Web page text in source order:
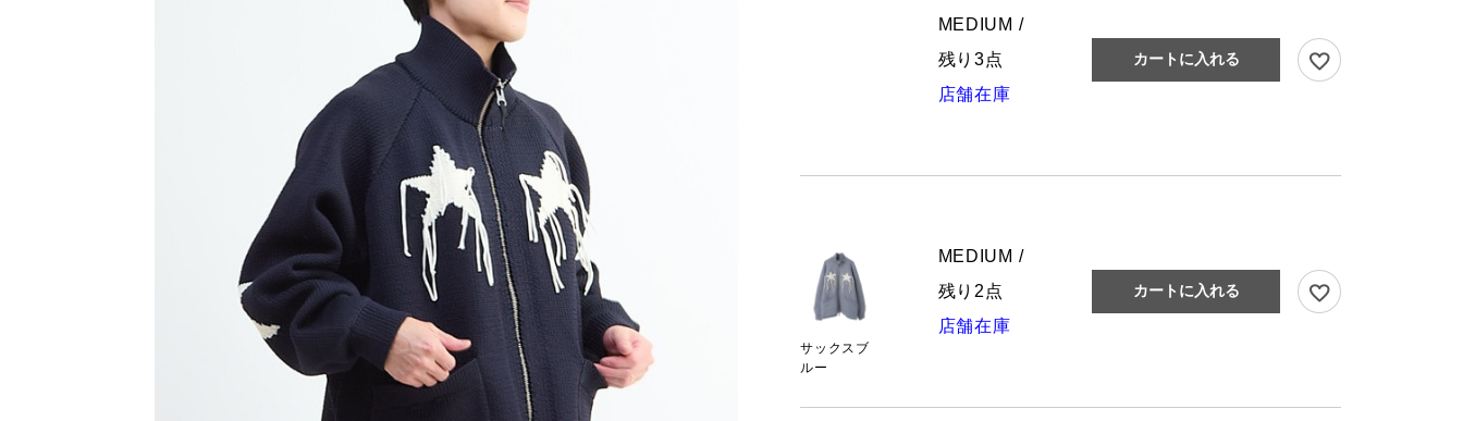
MEDIUM /
残り3点
店舗在庫
カートに入れる
サックスブ
ルー
MEDIUM /
残り2点
店舗在庫
カートに入れる